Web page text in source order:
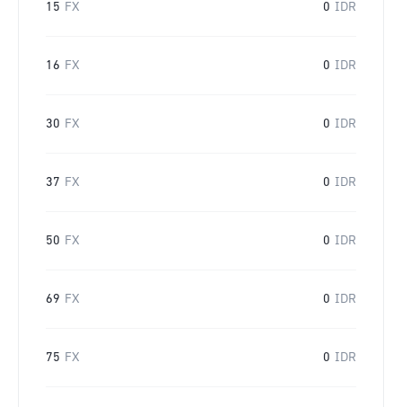
15 FX 0 IDR
16 FX 0 IDR
30 FX 0 IDR
37 FX 0 IDR
50 FX 0 IDR
69 FX 0 IDR
75 FX 0 IDR